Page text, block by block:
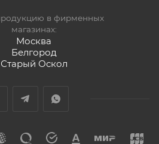
в фирменных
магазинах:
Москва
Белгород
Старый Оскол